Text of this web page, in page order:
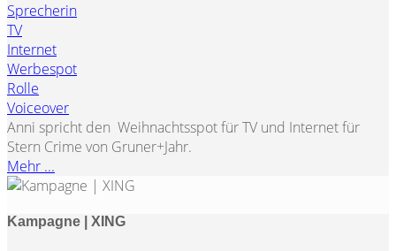
Sprecherin
TV
Internet
Werbespot
Rolle
Voiceover
Anni spricht den Weihnachtsspot für TV und Internet für
Stern Crime von Gruner+Jahr.
Mehr ...
Kampagne | XING